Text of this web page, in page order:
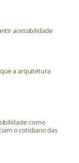
acessibilidade
a arquitetura
como
o cotidiano das